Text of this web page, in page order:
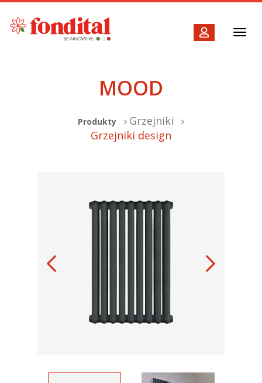
MOOD
Produkty
Grzejniki
Grzejniki design